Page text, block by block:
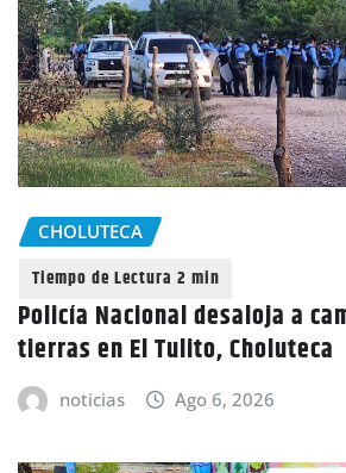
CHOLUTECA
Policía Nacional desaloja a
tierras en El Tulito, Choluteca
noticias Ago 6, 2026